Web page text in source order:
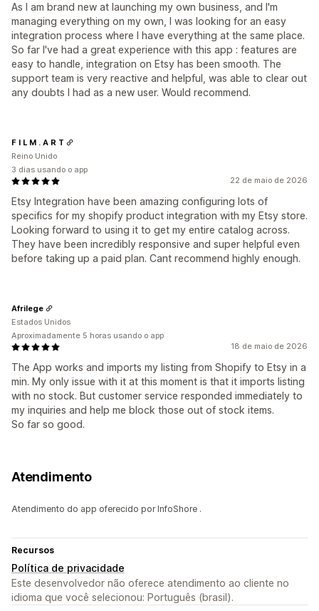
As I am brand new at launching my own business, and I'm
managing everything on my own, I was looking for an easy
integration process where I have everything at the same place.
So far I've had a great experience with this app : features are
easy to handle, integration on Etsy has been smooth. The
support team is very reactive and helpful, was able to clear out
any doubts I had as a new user. Would recommend.
22 de maio de 2026
Etsy Integration have been amazing configuring lots of
specifics for my shopify product integration with my Etsy store.
Looking forward to using it to get my entire catalog across.
They have been incredibly responsive and super helpful even
before taking up a paid plan. Cant recommend highly enough.
F I L M . A R T
Reino Unido
3 dias usando o app
18 de maio de 2026
The App works and imports my listing from Shopify to Etsy in a
min. My only issue with it at this moment is that it imports listing
with no stock. But customer service responded immediately to
my inquiries and help me block those out of stock items.
So far so good.
Afrilege
Estados Unidos
Aproximadamente 5 horas usando o app
Atendimento
Atendimento do app oferecido por InfoShore .
Recursos
Política de privacidade
Este desenvolvedor não oferece atendimento ao cliente no
idioma que você selecionou: Português (brasil).